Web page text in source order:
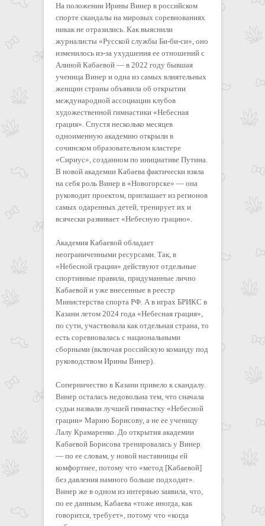
На положении Ирины Винер в российском
спорте скандалы на мировых соревнованиях
никак не отразились. Как выяснили
журналисты «Русской службы Би-би-си», оно
изменилось из-за ухудшения ее отношений с
Алиной Кабаевой — в 2022 году бывшая
ученица Винер и одна из самых влиятельных
женщин страны объявила об открытии
международной ассоциации клубов
художественной гимнастики «Небесная
грация». Спустя несколько месяцев
одноименную академию открыли в
сочинском образовательном кластере
«Сириус», созданном по инициативе Путина.
В новой академии Кабаева фактически взяла
на себя роль Винер в «Новогорске» — она
руководит проектом, приглашает из регионов
самых одаренных детей, тренирует их и
всячески развивает «Небесную грацию».
Академия Кабаевой обладает
неограниченными ресурсами. Так, в
«Небесной грации» действуют отдельные
спортивные правила, придуманные лично
Кабаевой и уже внесенные в реестр
Министерства спорта РФ. А в играх БРИКС в
Казани летом 2024 года «Небесная грация»,
по сути, участвовала как отдельная страна, то
есть соревновалась с национальными
сборными (включая российскую команду под
руководством Ирины Винер).
Соперничество в Казани привело к скандалу.
Винер осталась недовольна тем, что сначала
судьи назвали лучшей гимнастку «Небесной
грации» Марию Борисову, а не ее ученицу
Лалу Крамаренко. До открытия академии
Кабаевой Борисова тренировалась у Винер
— по ее словам, у новой наставницы ей
комфортнее, потому что «метод [Кабаевой]
без давления намного больше подходит».
Винер же в одном из интервью заявила, что,
по ее данным, Кабаева «тоже иногда, как
говорится, требует», потому что «когда